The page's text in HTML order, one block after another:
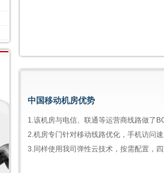
中国移动机房优势
1.该机房与电信、联通等运营商线路做了
2.机房专门针对移动线路优化，手机访问
3.同样使用我司弹性云技术，按需配置，